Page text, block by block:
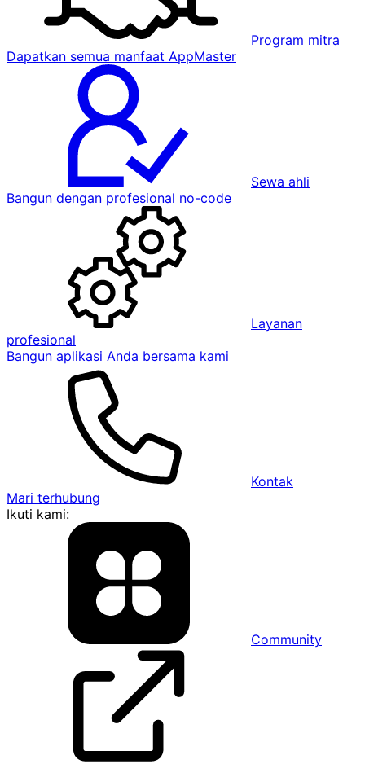
Program mitra
Dapatkan semua manfaat AppMaster
Sewa ahli
Bangun dengan profesional no-code
Layanan
profesional
Bangun aplikasi Anda bersama kami
Kontak
Mari terhubung
Ikuti kami:
Community